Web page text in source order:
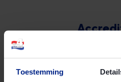
Toestemming
Verslag doen van de